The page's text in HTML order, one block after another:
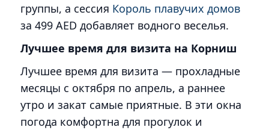
группы, а сессия Король плавучих домов
за 499 AED добавляет водного веселья.
Лучшее время для визита на Корниш
Лучшее время для визита — прохладные
месяцы с октября по апрель, а раннее
утро и закат самые приятные. В эти окна
погода комфортна для прогулок и